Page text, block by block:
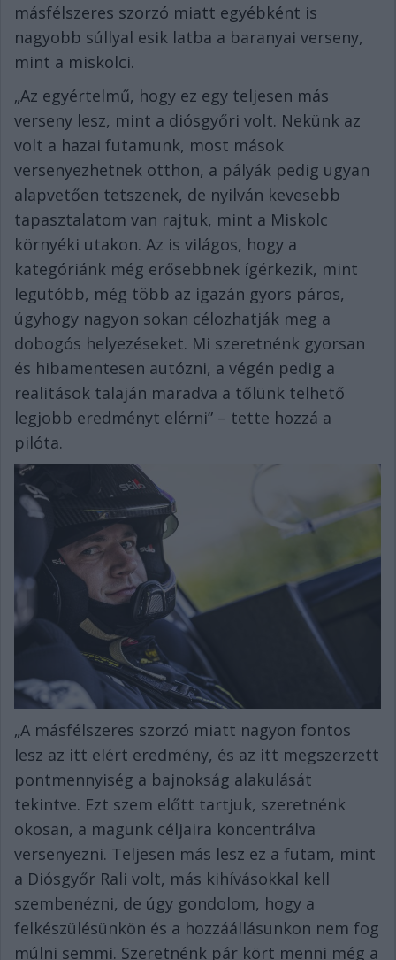
másfélszeres szorzó miatt egyébként is
nagyobb súllyal esik latba a baranyai verseny,
mint a miskolci.
„Az egyértelmű, hogy ez egy teljesen más
verseny lesz, mint a diósgyőri volt. Nekünk az
volt a hazai futamunk, most mások
versenyezhetnek otthon, a pályák pedig ugyan
alapvetően tetszenek, de nyilván kevesebb
tapasztalatom van rajtuk, mint a Miskolc
környéki utakon. Az is világos, hogy a
kategóriánk még erősebbnek ígérkezik, mint
legutóbb, még több az igazán gyors páros,
úgyhogy nagyon sokan célozhatják meg a
dobogós helyezéseket. Mi szeretnénk gyorsan
és hibamentesen autózni, a végén pedig a
realitások talaján maradva a tőlünk telhető
legjobb eredményt elérni” – tette hozzá a
pilóta.
„A másfélszeres szorzó miatt nagyon fontos
lesz az itt elért eredmény, és az itt megszerzett
pontmennyiség a bajnokság alakulását
tekintve. Ezt szem előtt tartjuk, szeretnénk
okosan, a magunk céljaira koncentrálva
versenyezni. Teljesen más lesz ez a futam, mint
a Diósgyőr Rali volt, más kihívásokkal kell
szembenézni, de úgy gondolom, hogy a
felkészülésünkön és a hozzáállásunkon nem fog
múlni semmi. Szeretnénk pár kört menni még a